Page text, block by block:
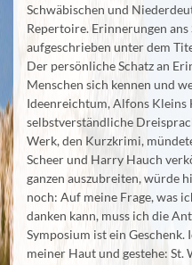
Schwäbischen und
Repertoire. Erinnerungen
aufgeschrieben unter dem
Der persönliche Schatz an
Menschen sich kennen und
Ideenreichtum, Alfons Kleins
selbstverständliche
Werk, den Kurzkrimi,
Scheer und Harry Hauch
ganzen auszubreiten, würde
noch: Auf meine Frage, was
danken kann, muss ich die
Symposium ist ein
meiner Haut und gestehe: St.